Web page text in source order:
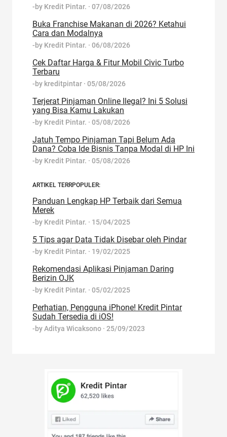
-by Kredit Pintar. · 07/08/2026
Buka Franchise Makanan di 2026? Ketahui
Cara dan Modalnya
-by Kredit Pintar. · 06/08/2026
Cek Daftar Harga & Fitur Mobil Civic Turbo
Terbaru
-by kreditpintar · 05/08/2026
Terjerat Pinjaman Online Ilegal? Ini 5 Solusi
yang Bisa Kamu Lakukan
-by Kredit Pintar. · 05/08/2026
Jatuh Tempo Pinjaman Tapi Belum Ada
Dana? Coba Ide Bisnis Tanpa Modal di HP Ini
-by Kredit Pintar. · 05/08/2026
ARTIKEL TERRPOPULER:
Panduan Lengkap HP Terbaik dari Semua
Merek
-by Kredit Pintar. · 15/04/2025
5 Tips agar Data Tidak Disebar oleh Pindar
-by Kredit Pintar. · 19/02/2025
Rekomendasi Aplikasi Pinjaman Daring
Berizin OJK
-by Kredit Pintar. · 05/02/2025
Perhatian, Pengguna iPhone! Kredit Pintar
Sudah Tersedia di iOS!
-byAditya Wicaksono · 25/09/2023